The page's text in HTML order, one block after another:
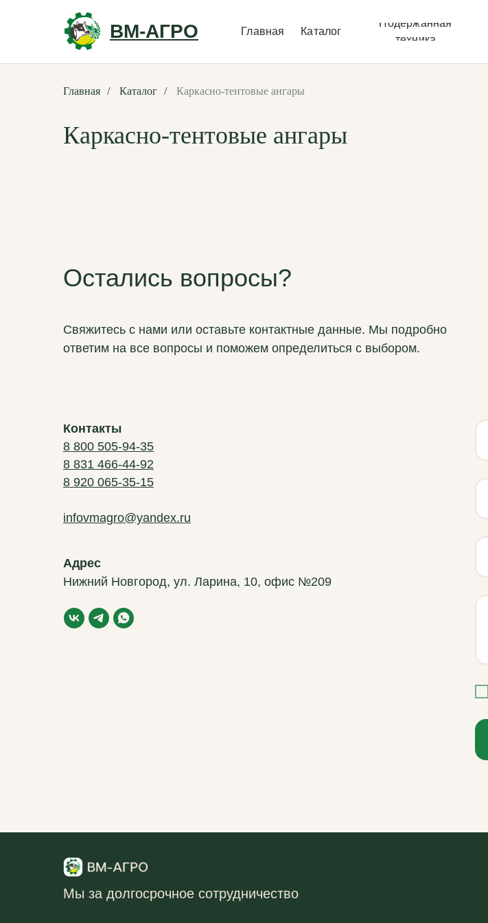
ВМ-АГРО
Подержанная
техника
Каталог
Главная
Главная / Каталог / Каркасно-тентовые ангары
Каркасно-тентовые ангары
Остались вопросы?
Свяжитесь с нами или оставьте контактные данные. Мы подробно
ответим на все вопросы и поможем определиться с выбором.
Контакты
8 800 505-94-35
8 831 466-44-92
8 920 065-35-15
infovmagro@yandex.ru
Адрес
Нижний Новгород, ул. Ларина, 10, офис №209
Мы за долгосрочное сотрудничество